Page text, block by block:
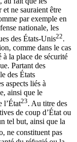
ne sauraient être
par exemple en
nationale, les
des États-Unis22.
comme dans le cas
à la place de sécurité
Partant des
des États
aspects liés à
ainsi que le
l’État23. Au titre des
de coup d’État ou
tel but, ainsi que la
ne constituent pas